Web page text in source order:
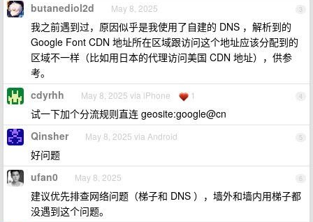
3
butanediol2d May 8, 2025
我之前遇到过，原因似乎是我使用了自建的 DNS ，解析到的
Google Font CDN 地址所在区域跟访问这个地址应该分配到的
区域不一样（比如用日本的代理访问美国 CDN 地址），供参
考。
4
cdyrhh May 8, 2025 via iPhone 1
试一下加个分流规则直连 geosite:google@cn
5
Qinsher May 8, 2025 via Android
好问题
6
ufan0 May 8, 2025
建议优先排查网络问题（梯子和 DNS ），墙外和墙内用梯子都
没遇到这个问题。